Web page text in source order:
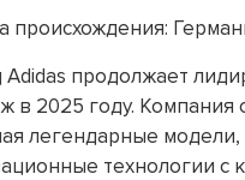
происхождения:
продолжает
в 2025 году. Компания
легендарные модели,
технологии с